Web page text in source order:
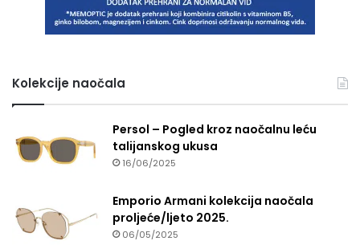
Kolekcije naočala
Persol – Pogled kroz naočalnu leću
talijanskog ukusa
16/06/2025
Emporio Armani kolekcija naočala
proljeće/ljeto 2025.
06/05/2025